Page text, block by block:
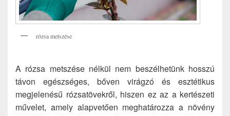
rózsa metszése
A rózsa metszése nélkül nem beszélhetünk hosszú
távon egészséges, bőven virágzó és esztétikus
megjelenésű rózsatövekről, hiszen ez az a kertészeti
művelet, amely alapvetően meghatározza a növény